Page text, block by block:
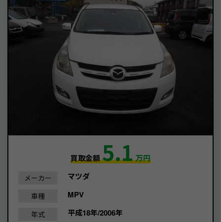
買取金額5.1万円
メーカー マツダ
車種 MPV
年式 平成18年/2006年